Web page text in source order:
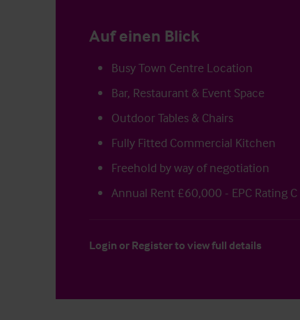
Auf einen Blick
Busy Town Centre Location
Bar, Restaurant & Event Space
Outdoor Tables & Chairs
Fully Fitted Commercial Kitchen
Freehold by way of negotiation
Annual Rent £60,000 - EPC Rating C
Login or Registerto view full details